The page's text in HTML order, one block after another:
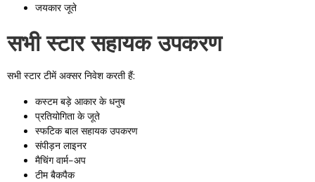
जयकार जूते
सभी स्टार सहायक उपकरण
सभी स्टार टीमें अक्सर निवेश करती हैं:
कस्टम बड़े आकार के धनुष
प्रतियोगिता के जूते
स्फटिक बाल सहायक उपकरण
संपीड़न लाइनर
मैचिंग वार्म-अप
टीम बैकपैक